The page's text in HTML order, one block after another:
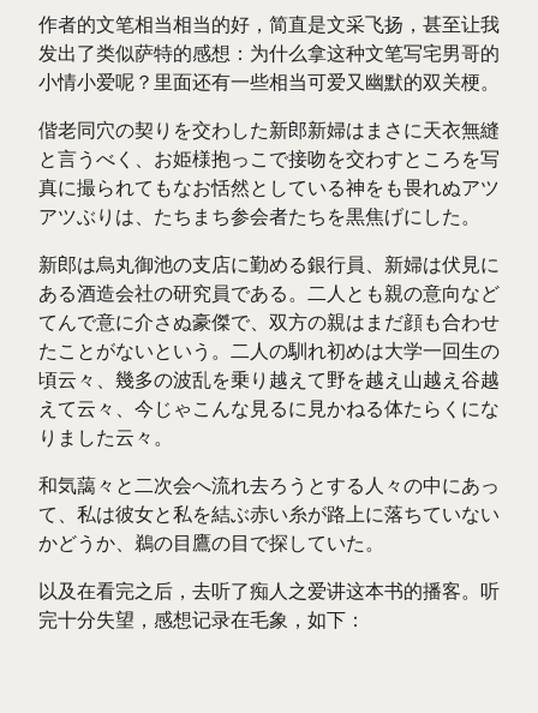
作者的文笔相当相当的好，简直是文采飞扬，甚至让我
发出了类似萨特的感想：为什么拿这种文笔写宅男哥的
小情小爱呢？里面还有一些相当可爱又幽默的双关梗。
偕老同穴の契りを交わした新郎新婦はまさに天衣無縫
と言うべく、お姫様抱っこで接吻を交わすところを写
真に撮られてもなお恬然としている神をも畏れぬアツ
アツぶりは、たちまち参会者たちを黒焦げにした。
新郎は烏丸御池の支店に勤める銀行員、新婦は伏見に
ある酒造会社の研究員である。二人とも親の意向など
てんで意に介さぬ豪傑で、双方の親はまだ顔も合わせ
たことがないという。二人の馴れ初めは大学一回生の
頃云々、幾多の波乱を乗り越えて野を越え山越え谷越
えて云々、今じゃこんな見るに見かねる体たらくにな
りました云々。
和気藹々と二次会へ流れ去ろうとする人々の中にあっ
て、私は彼女と私を結ぶ赤い糸が路上に落ちていない
かどうか、鵜の目鷹の目で探していた。
以及在看完之后，去听了痴人之爱讲这本书的播客。听
完十分失望，感想记录在毛象，如下：